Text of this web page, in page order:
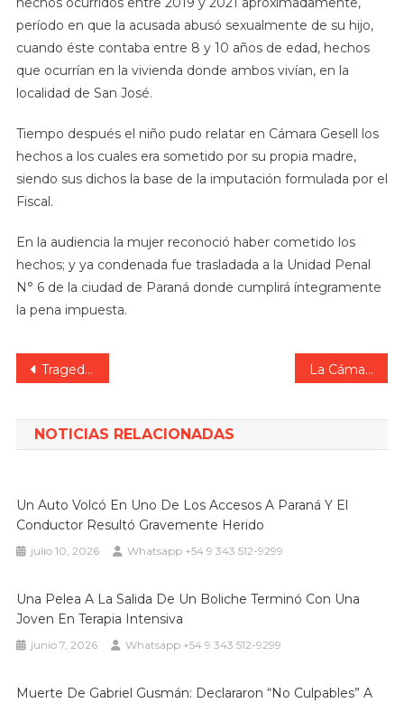
período en que la acusada abusó sexualmente de su hijo,
cuando éste contaba entre 8 y 10 años de edad, hechos
que ocurrían en la vivienda donde ambos vivían, en la
localidad de San José.
Tiempo después el niño pudo relatar en Cámara Gesell los
hechos a los cuales era sometido por su propia madre,
siendo sus dichos la base de la imputación formulada por el
Fiscal.
En la audiencia la mujer reconoció haber cometido los
hechos; y ya condenada fue trasladada a la Unidad Penal
N° 6 de la ciudad de Paraná donde cumplirá íntegramente
la pena impuesta.
Navegación
entradas
Tragedia en la Ruta 39: un hombre murió en un choque múltiple y dos personas resultaron heridas La Cámara baja aprobó el proyecto que modifica la Ley de Juicio por Jurados
NOTICIAS RELACIONADAS
Un Auto Volcó En Uno De Los Accesos A Paraná Y El
Conductor Resultó Gravemente Herido
julio 10, 2026 Whatsapp +54 9 343 512-9299
Una Pelea A La Salida De Un Boliche Terminó Con Una
Joven En Terapia Intensiva
junio 7, 2026 Whatsapp +54 9 343 512-9299
Muerte De Gabriel Gusmán: Declararon “no Culpables” A